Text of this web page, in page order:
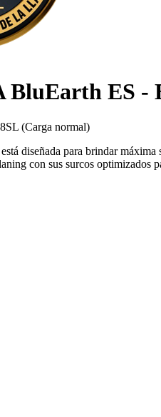
ES -
SL (Carga normal)
diseñada para brindar
con sus surcos optimizados